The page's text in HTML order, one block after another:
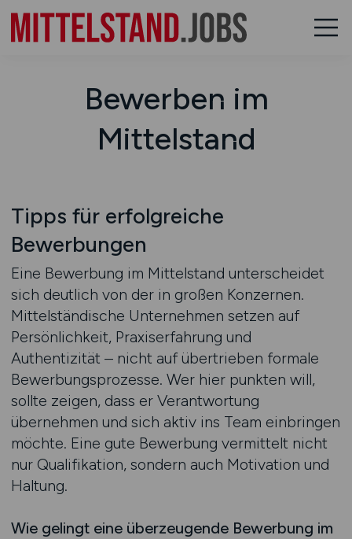
Bewerben im
Mittelstand
Tipps für erfolgreiche
Bewerbungen
Eine Bewerbung im Mittelstand unterscheidet
sich deutlich von der in großen Konzernen.
Mittelständische Unternehmen setzen auf
Persönlichkeit, Praxiserfahrung und
Authentizität – nicht auf übertrieben formale
Bewerbungsprozesse. Wer hier punkten will,
sollte zeigen, dass er Verantwortung
übernehmen und sich aktiv ins Team einbringen
möchte. Eine gute Bewerbung vermittelt nicht
nur Qualifikation, sondern auch Motivation und
Haltung.
Wie gelingt eine überzeugende Bewerbung im